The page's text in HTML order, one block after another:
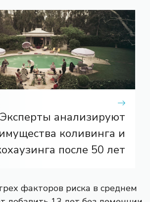
Эксперты анализируют
коливинга и
после 50 лет